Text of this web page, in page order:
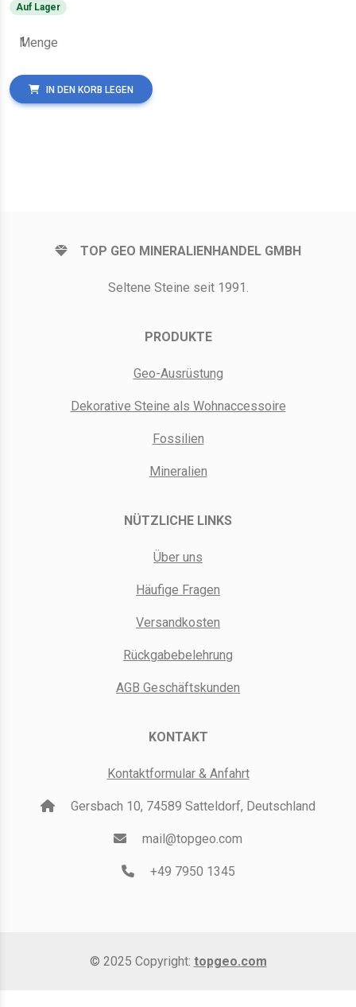
Auf Lager
Menge
IN DEN KORB LEGEN
TOP GEO MINERALIENHANDEL GMBH
Seltene Steine seit 1991.
PRODUKTE
Geo-Ausrüstung
Dekorative Steine als Wohnaccessoire
Fossilien
Mineralien
NÜTZLICHE LINKS
Über uns
Häufige Fragen
Versandkosten
Rückgabebelehrung
AGB Geschäftskunden
KONTAKT
Kontaktformular & Anfahrt
Gersbach 10, 74589 Satteldorf, Deutschland
mail@topgeo.com
+49 7950 1345
© 2025 Copyright: topgeo.com